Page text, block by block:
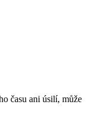
času ani úsilí, může